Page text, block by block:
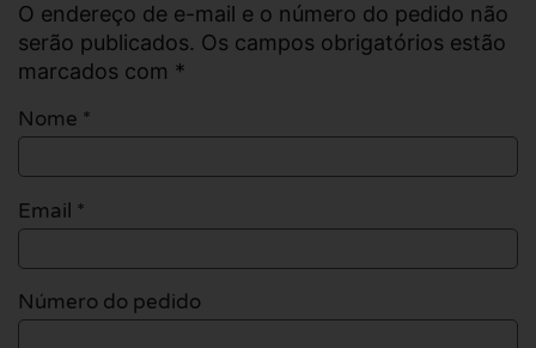
O endereço de e-mail e o número do pedido não
serão publicados. Os campos obrigatórios estão
marcados com *
Nome *
Email *
Número do pedido